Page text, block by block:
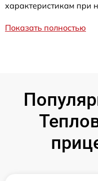
характеристикам при
Показать полностью